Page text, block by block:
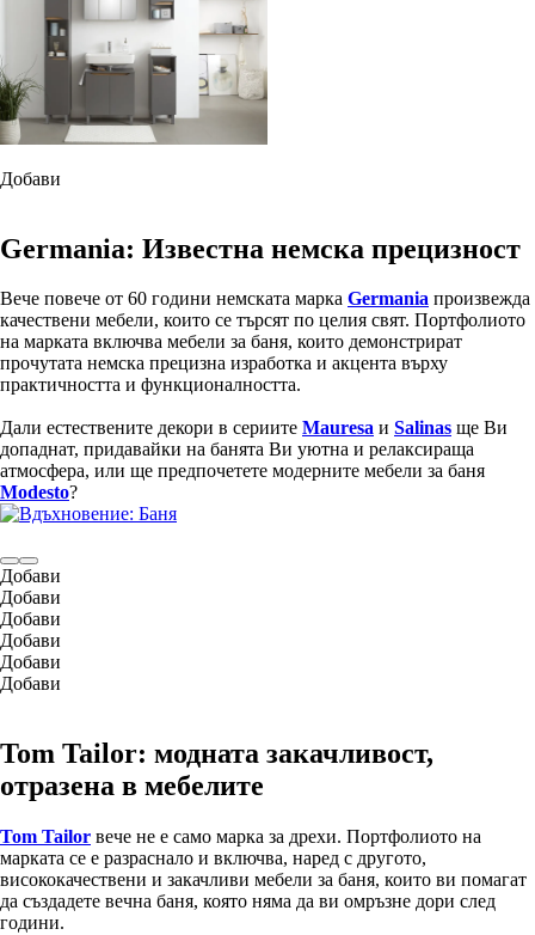
Добави
Germania: Известна немска прецизност
Вече повече от 60 години немската марка Germania произвежда
качествени мебели, които се търсят по целия свят. Портфолиото
на марката включва мебели за баня, които демонстрират
прочутата немска прецизна изработка и акцента върху
практичността и функционалността.
Дали естествените декори в сериите Mauresa и Salinas ще Ви
допаднат, придавайки на банята Ви уютна и релаксираща
атмосфера, или ще предпочетете модерните мебели за баня
Modesto?
Добави
Добави
Добави
Добави
Добави
Добави
Tom Tailor: модната закачливост,
отразена в мебелите
Tom Tailor вече не е само марка за дрехи. Портфолиото на
марката се е разраснало и включва, наред с другото,
висококачествени и закачливи мебели за баня, които ви помагат
да създадете вечна баня, която няма да ви омръзне дори след
години.